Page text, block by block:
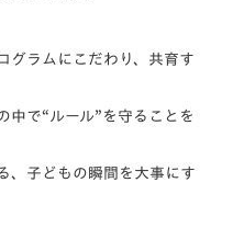
グラムにこだわり、共育す
中で“ルール”を守ることを
、子どもの瞬間を大事にす